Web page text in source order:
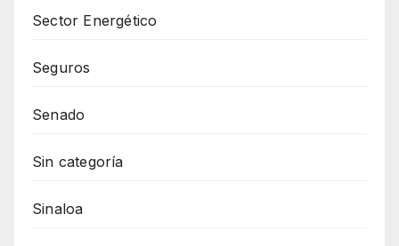
Sector Energético
Seguros
Senado
Sin categoría
Sinaloa